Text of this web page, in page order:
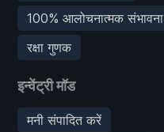
100% आलोचनात्मक संभावना
रक्षा गुणक
इन्वेंट्री मॉड
मनी संपादित करें